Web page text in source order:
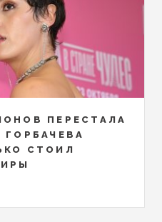
ПЕРЕСТАЛА
СТОИЛ